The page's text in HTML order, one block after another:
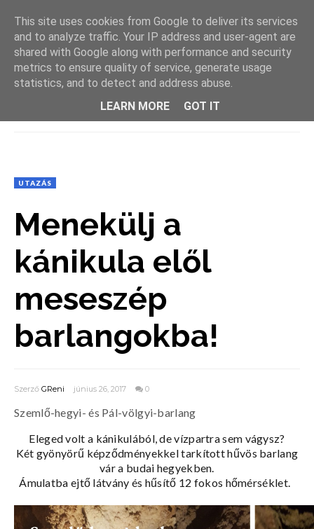
UTAZÁS
Menekülj a
kánikula elől
meseszép
barlangokba!
Szerző GReni június 26, 2017 0
Szemlő-hegyi- és Pál-völgyi-barlang
Eleged volt a kánikulából, de vízpartra sem vágysz?
Két gyönyörű képződményekkel tarkított hűvös barlang
vár a budai hegyekben.
Ámulatba ejtő látvány és hűsítő 12 fokos hőmérséklet.
This site uses cookies from Google to deliver its services
and to analyze traffic. Your IP address and user-agent are
shared with Google along with performance and security
metrics to ensure quality of service, generate usage
statistics, and to detect and address abuse.
LEARN MORE
GOT IT